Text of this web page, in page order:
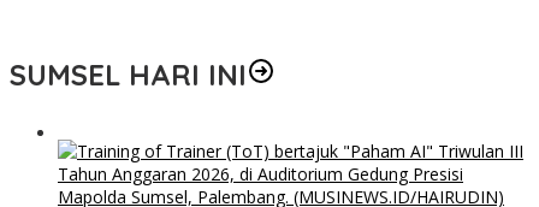
SUMSEL HARI INI